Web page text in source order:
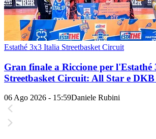
Estathé 3x3 Italia Streetbasket Circuit
Gran finale a Riccione per l'Estathé
Streetbasket Circuit: All Star e
06 Ago 2026 - 15:59Daniele Rubini